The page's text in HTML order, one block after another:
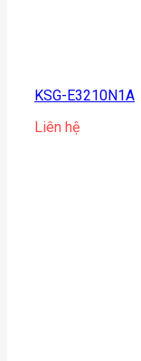
KSG-E3210N1A
Liên hệ